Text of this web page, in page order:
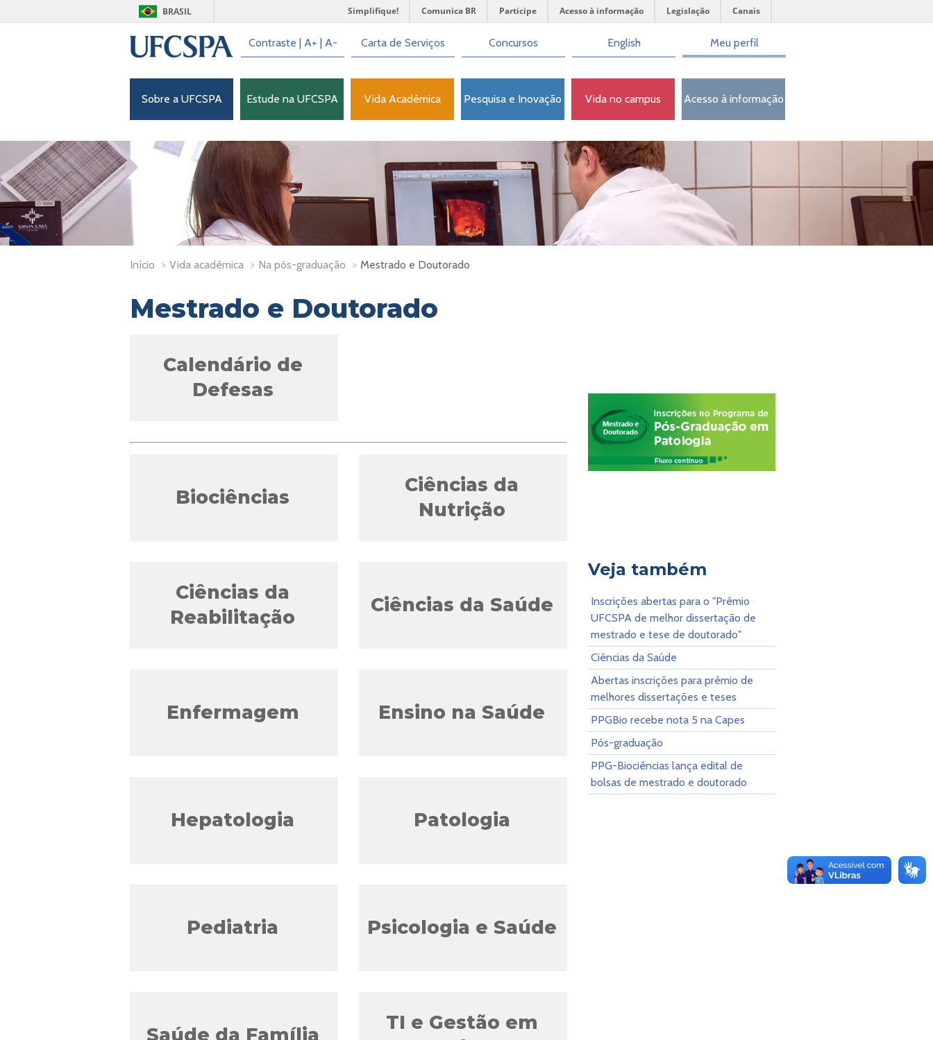
BRASIL Simplifique! Comunica BR Participe Acesso à informação Legislação Canais
Contraste | A+ | A- Carta de Serviços Concursos English Meu perfil
Sobre a UFCSPA Estude na UFCSPA Vida Acadêmica Pesquisa e Inovação Vida no campus Acesso à informação
Início > Vida acadêmica > Na pós-graduação > Mestrado e Doutorado
Mestrado e Doutorado
Calendário de
Defesas
Biociências
Ciências da
Nutrição
Ciências da
Reabilitação
Ciências da Saúde
Enfermagem Ensino na Saúde
Hepatologia Patologia
Pediatria Psicologia e Saúde
Saúde da Família
TI e Gestão em
Veja também
Inscrições abertas para o "Prêmio
UFCSPA de melhor dissertação de
mestrado e tese de doutorado"
Ciências da Saúde
Abertas inscrições para prêmio de
melhores dissertações e teses
PPGBio recebe nota 5 na Capes
Pós-graduação
PPG-Biociências lança edital de
bolsas de mestrado e doutorado